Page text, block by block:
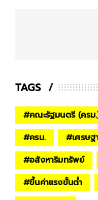
TAGS
#คณะรัฐมนตรี (ครม
#ครม. #เศรษ
#อสังหาริมทรัพย์
#ขึ้นค่าแรงขั้นต่ำ